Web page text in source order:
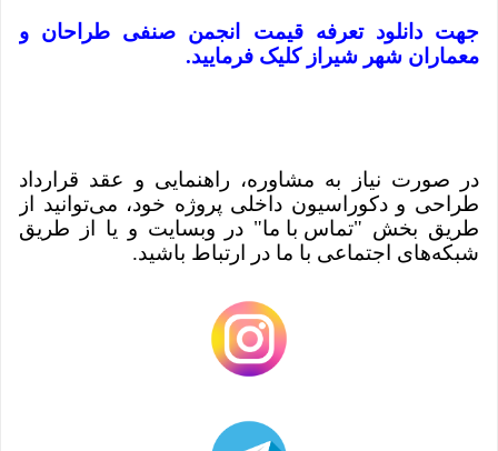
جهت دانلود تعرفه قیمت انجمن صنفی طراحان و
معماران شهر شیراز کلیک فرمایید.
در صورت نیاز به مشاوره، راهنمایی و عقد قرارداد
طراحی و دکوراسیون داخلی پروژه خود، می‌توانید از
طریق بخش "تماس با ما" در وبسایت و یا از طریق
شبکه‌های اجتماعی با ما در ارتباط باشید.